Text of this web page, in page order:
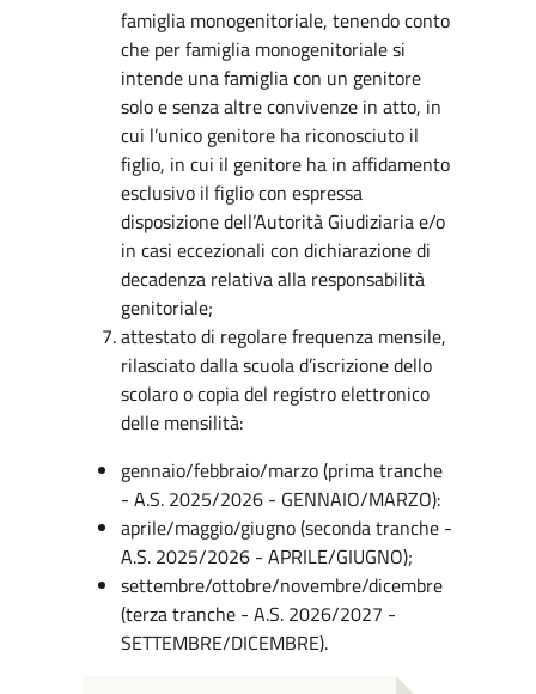
famiglia monogenitoriale, tenendo conto
che per famiglia monogenitoriale si
intende una famiglia con un genitore
solo e senza altre convivenze in atto, in
cui l’unico genitore ha riconosciuto il
figlio, in cui il genitore ha in affidamento
esclusivo il figlio con espressa
disposizione dell’Autorità Giudiziaria e/o
in casi eccezionali con dichiarazione di
decadenza relativa alla responsabilità
genitoriale;
attestato di regolare frequenza mensile,
rilasciato dalla scuola d’iscrizione dello
scolaro o copia del registro elettronico
delle mensilità:
gennaio/febbraio/marzo (prima tranche
- A.S. 2025/2026 - GENNAIO/MARZO):
aprile/maggio/giugno (seconda tranche -
A.S. 2025/2026 - APRILE/GIUGNO);
settembre/ottobre/novembre/dicembre
(terza tranche - A.S. 2026/2027 -
SETTEMBRE/DICEMBRE).